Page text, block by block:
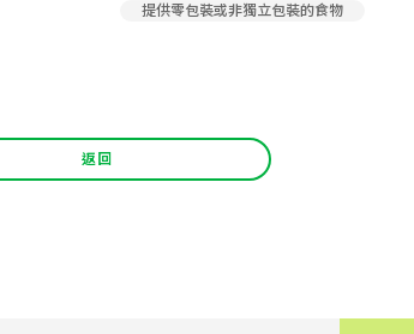
提供零包裝或非獨立包裝的食物
返回